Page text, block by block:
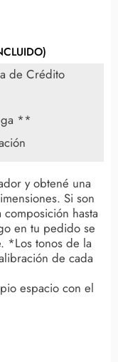
de Crédito
**
y obtené una
Si son
hasta
en tu pedido se
*Los tonos de la
de cada
espacio con el